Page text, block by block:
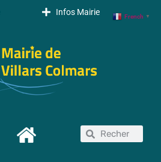
Infos Mairie French ▼